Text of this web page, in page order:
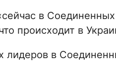
в
происходит в
лидеров в